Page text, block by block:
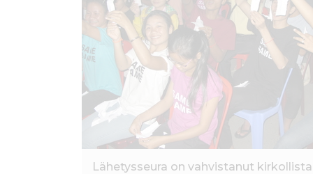
Lähetysseura on vahvistanut